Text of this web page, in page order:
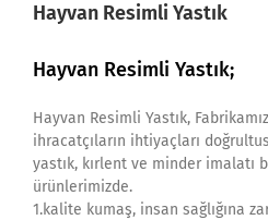
Hayvan Resimli Yastık
Hayvan Resimli Yastık;
Hayvan Resimli Yastık,
ihracatçıların ihtiyaçları
yastık, kırlent ve minder imalatı
ürünlerimizde.
1.kalite kumaş, insan sağlığına